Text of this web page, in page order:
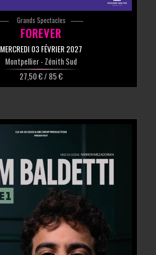
Grands Spectacles
FOREVER
MERCREDI 03 FÉVRIER 2027
Montpellier- Zénith Sud
27,50 € / 85 €